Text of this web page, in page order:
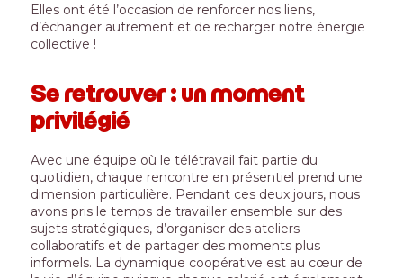
Elles ont été l’occasion de renforcer nos liens,
d’échanger autrement et de recharger notre énergie
collective !
Se retrouver : un moment
privilégié
Avec une équipe où le télétravail fait partie du
quotidien, chaque rencontre en présentiel prend une
dimension particulière. Pendant ces deux jours, nous
avons pris le temps de travailler ensemble sur des
sujets stratégiques, d’organiser des ateliers
collaboratifs et de partager des moments plus
informels. La dynamique coopérative est au cœur de